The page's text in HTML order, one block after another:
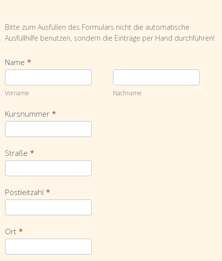
Bitte zum Ausfüllen des Formulars nicht die automatische
Ausfüllhilfe benutzen, sondern die Einträge per Hand durchführen!
Name *
Vorname Nachname
Kursnummer *
Straße *
Postleitzahl *
Ort *